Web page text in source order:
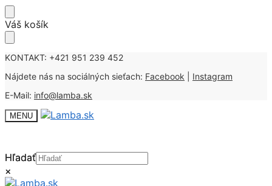
Skip
to
Skip
to
Váš košík
KONTAKT: +421 951 239 452
Nájdete nás na sociálných sieťach: Facebook
Instagram
E-Mail: info@lamba.sk
MENU
Hľadať
×
Hľadať
×